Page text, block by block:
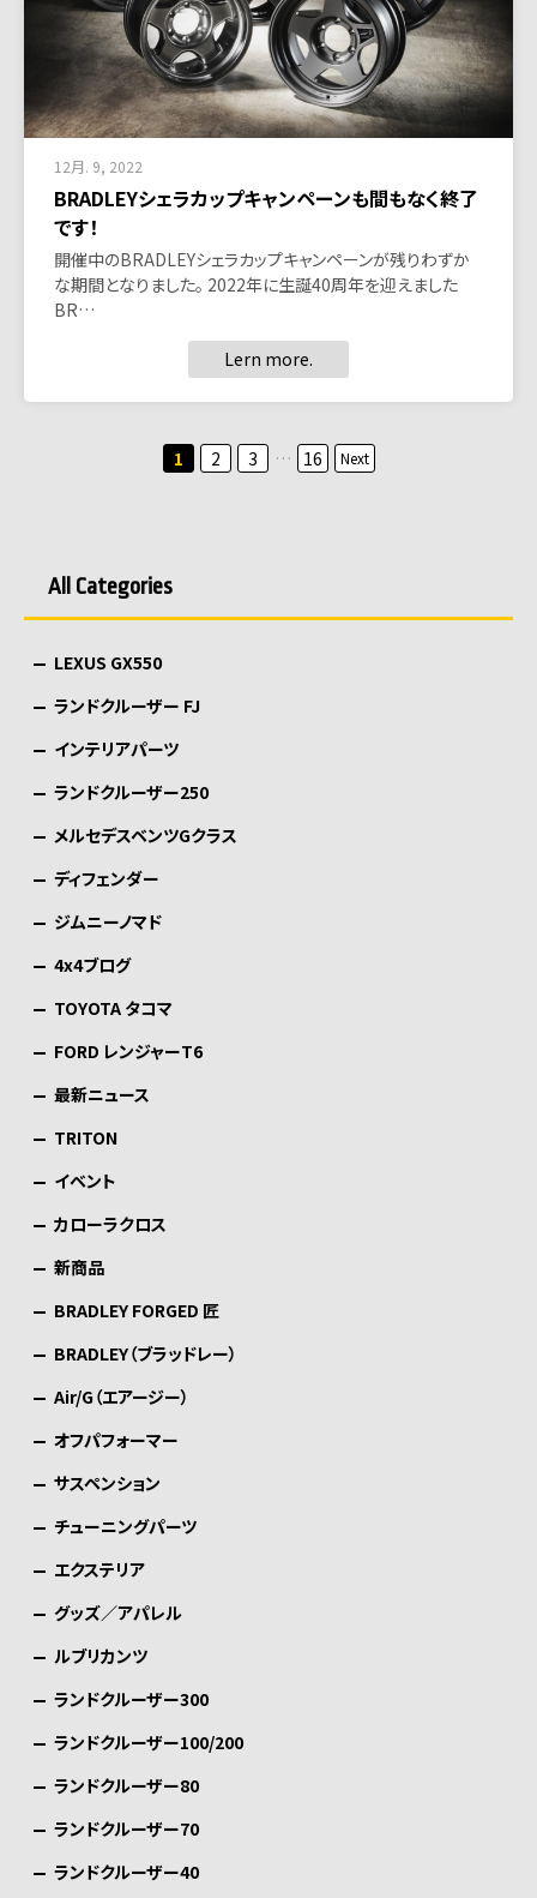
12月. 9, 2022
BRADLEYシェラカップキャンペーンも間もなく終了
です！
開催中のBRADLEYシェラカップキャンペーンが残りわずか
な期間となりました。 2022年に生誕40周年を迎えました
BR…
Lern more.
送
り
1 2 3 … 16 Next
All Categories
LEXUS GX550
ランドクルーザー FJ
インテリアパーツ
ランドクルーザー250
メルセデスベンツGクラス
ディフェンダー
ジムニーノマド
4x4ブログ
TOYOTA タコマ
FORD レンジャーT6
最新ニュース
TRITON
イベント
カローラクロス
新商品
BRADLEY FORGED 匠
BRADLEY（ブラッドレー）
Air/G（エアージー）
オフパフォーマー
サスペンション
チューニングパーツ
エクステリア
グッズ／アパレル
ルブリカンツ
ランドクルーザー300
ランドクルーザー100/200
ランドクルーザー80
ランドクルーザー70
ランドクルーザー40